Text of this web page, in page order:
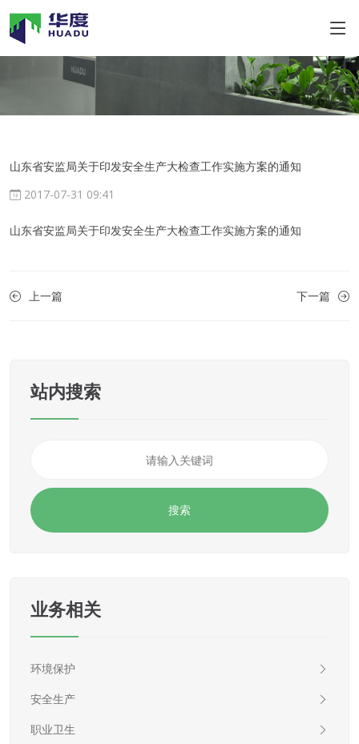
山东省安监局关于印发安全生产大检查工作实施方案的通知
2017-07-31 09:41
山东省安监局关于印发安全生产大检查工作实施方案的通知
上一篇 下一篇
站内搜索
业务相关
环境保护
安全生产
职业卫生